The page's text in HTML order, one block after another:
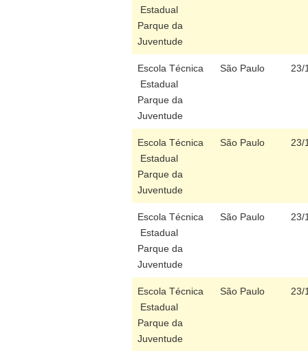
Estadual
Parque da
Juventude
Escola Técnica
Estadual
Parque da
Juventude
São Paulo 23/
Escola Técnica
Estadual
Parque da
Juventude
São Paulo 23/
Escola Técnica
Estadual
Parque da
Juventude
São Paulo 23/
Escola Técnica
Estadual
Parque da
Juventude
São Paulo 23/